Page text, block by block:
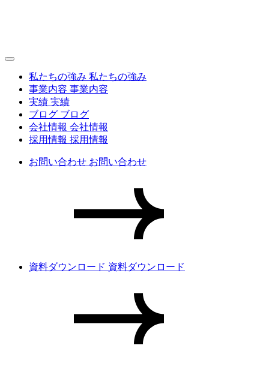
私たちの強み 私たちの強み
事業内容 事業内容
実績 実績
ブログ ブログ
会社情報 会社情報
採用情報 採用情報
お問い合わせ お問い合わせ
資料ダウンロード 資料ダウンロード